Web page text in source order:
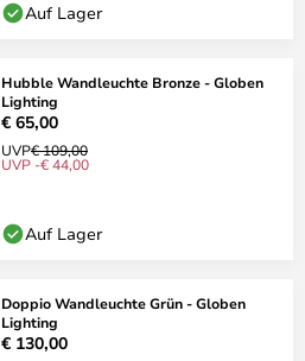
Auf Lager
Hubble Wandleuchte Bronze - Globen
Lighting
€ 65,00
UVP€ 109,00
UVP -€ 44,00
Auf Lager
Doppio Wandleuchte Grün - Globen
Lighting
€ 130,00